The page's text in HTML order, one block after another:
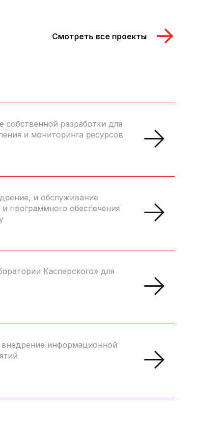
Смотреть все проекты
разработки для
и мониторинга ресурсов
и обслуживание
программного обеспечения
Касперского» для
информационной